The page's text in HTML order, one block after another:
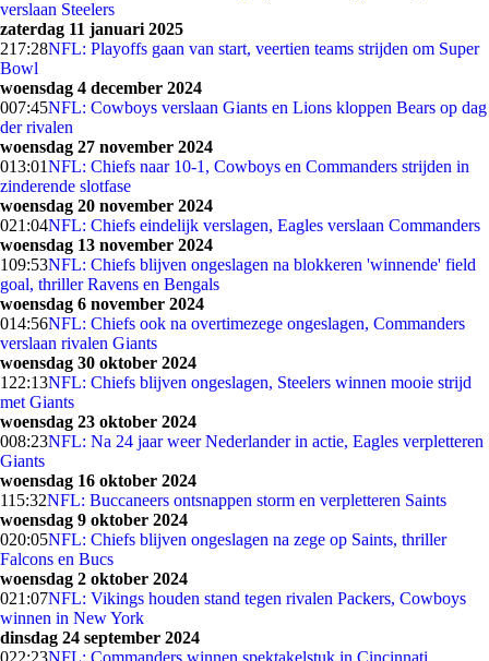
verslaan Steelers
zaterdag 11 januari 2025
217:28NFL: Playoffs gaan van start, veertien teams strijden om Super
Bowl
woensdag 4 december 2024
007:45NFL: Cowboys verslaan Giants en Lions kloppen Bears op dag
der rivalen
woensdag 27 november 2024
013:01NFL: Chiefs naar 10-1, Cowboys en Commanders strijden in
zinderende slotfase
woensdag 20 november 2024
021:04NFL: Chiefs eindelijk verslagen, Eagles verslaan Commanders
woensdag 13 november 2024
109:53NFL: Chiefs blijven ongeslagen na blokkeren 'winnende' field
goal, thriller Ravens en Bengals
woensdag 6 november 2024
014:56NFL: Chiefs ook na overtimezege ongeslagen, Commanders
verslaan rivalen Giants
woensdag 30 oktober 2024
1 22:13NFL: Chiefs blijven ongeslagen, Steelers winnen mooie strijd
met Giants
woensdag 23 oktober 2024
008:23NFL: Na 24 jaar weer Nederlander in actie, Eagles verpletteren
Giants
woensdag 16 oktober 2024
115:32NFL: Buccaneers ontsnappen storm en verpletteren Saints
woensdag 9 oktober 2024
020:05NFL: Chiefs blijven ongeslagen na zege op Saints, thriller
Falcons en Bucs
woensdag 2 oktober 2024
021:07NFL: Vikings houden stand tegen rivalen Packers, Cowboys
winnen in New York
dinsdag 24 september 2024
022:23NFL: Commanders winnen spektakelstuk in Cincinnati